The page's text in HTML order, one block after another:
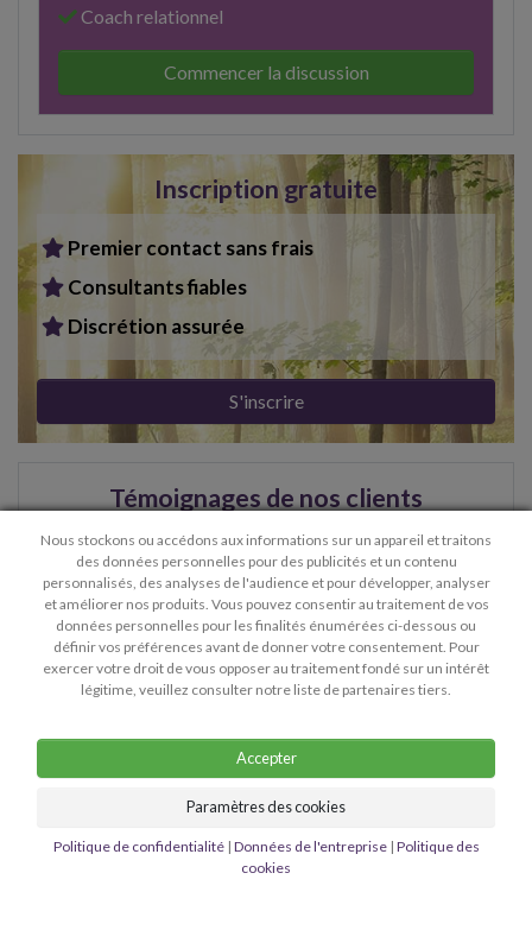
Coach relationnel
Commencer la discussion
Inscription gratuite
Premier contact sans frais
Consultants fiables
Discrétion assurée
S'inscrire
Témoignages de nos clients
8.7 / 10
Je n'y croyais plus et aujourd'hui je suis fiancée à
l'amour de ma vie...je pense que tout est dit :)
- Victoire
Confidentialité
Nous stockons ou accédons aux informations sur un appareil et traitons
des données personnelles pour des publicités et un contenu
personnalisés, des analyses de l'audience et pour développer, analyser
et améliorer nos produits. Vous pouvez consentir au traitement de vos
données personnelles pour les finalités énumérées ci-dessous ou
définir vos préférences avant de donner votre consentement. Pour
exercer votre droit de vous opposer au traitement fondé sur un intérêt
légitime, veuillez consulter notre liste de partenaires tiers.
Accepter
Paramètres des cookies
Politique de confidentialité| Données de l'entreprise| Politique des
cookies